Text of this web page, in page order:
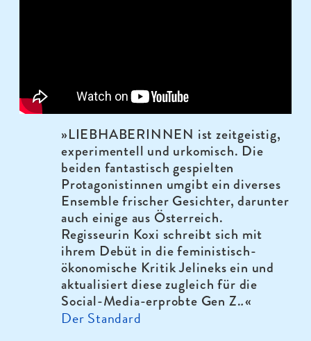
»LIEBHABERINNEN ist zeitgeistig,
experimentell und urkomisch. Die
beiden fantastisch gespielten
Protagonistinnen umgibt ein diverses
Ensemble frischer Gesichter, darunter
auch einige aus Österreich.
Regisseurin Koxi schreibt sich mit
ihrem Debüt in die feministisch-
ökonomische Kritik Jelineks ein und
aktualisiert diese zugleich für die
Social-Media-erprobte Gen Z..«
Der Standard